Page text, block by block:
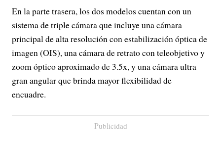
En la parte trasera, los dos modelos cuentan con un
sistema de triple cámara que incluye una cámara
principal de alta resolución con estabilización óptica de
imagen (OIS), una cámara de retrato con teleobjetivo y
zoom óptico aproximado de 3.5x, y una cámara ultra
gran angular que brinda mayor flexibilidad de
encuadre.
Publicidad